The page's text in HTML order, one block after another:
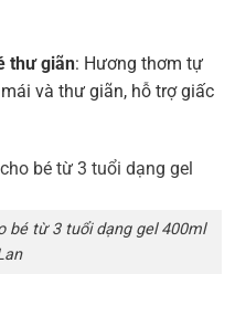
thư giãn: Hương thơm tự
và thư giãn, hỗ trợ giấc
bé từ 3 tuổi dạng gel 400ml